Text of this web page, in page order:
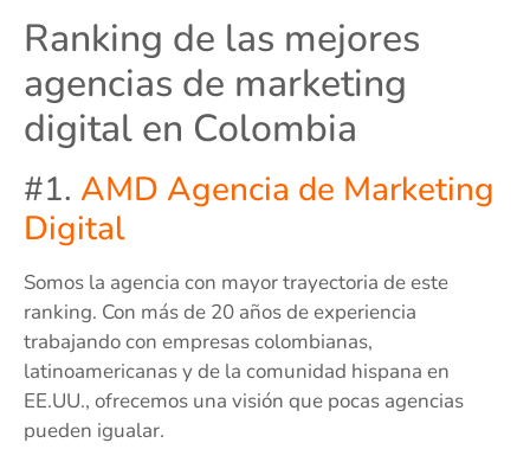
Ranking de las mejores
agencias de marketing
digital en Colombia
#1. AMD Agencia de Marketing
Digital
Somos la agencia con mayor trayectoria de este
ranking. Con más de 20 años de experiencia
trabajando con empresas colombianas,
latinoamericanas y de la comunidad hispana en
EE.UU., ofrecemos una visión que pocas agencias
pueden igualar.